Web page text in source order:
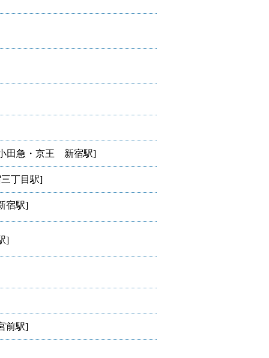
田急・京王 新宿駅]
丁目駅]
宿駅]
]
前駅]